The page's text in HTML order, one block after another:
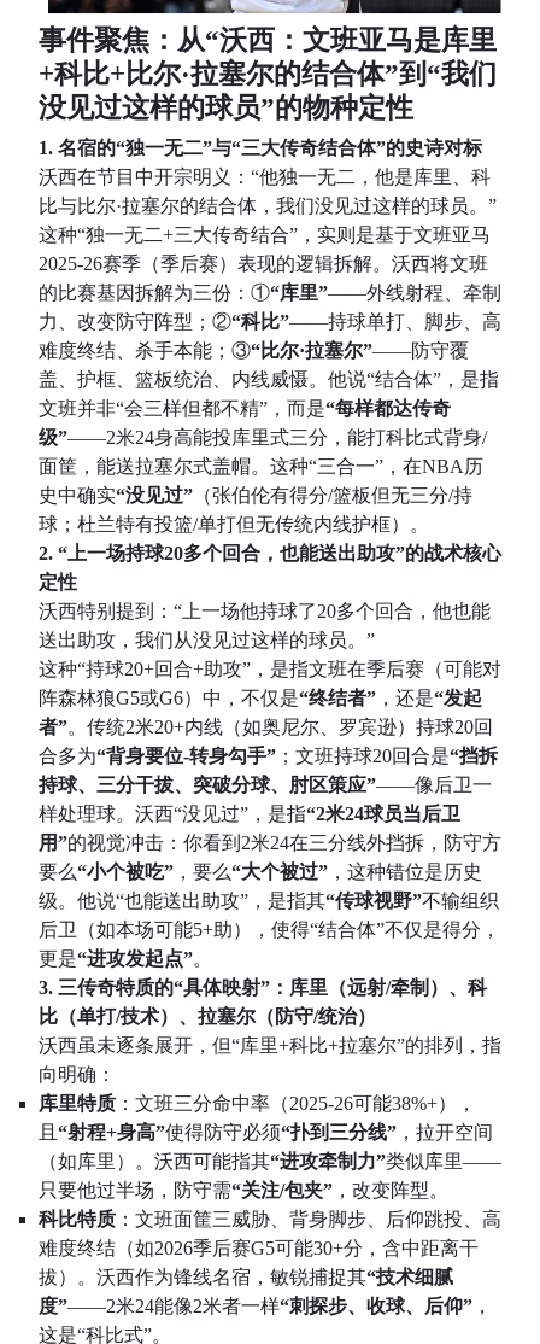
事件聚焦：从“沃西：文班亚马是库里
+科比+比尔·拉塞尔的结合体”到“我们
没见过这样的球员”的物种定性
1. 名宿的“独一无二”与“三大传奇结合体”的史诗对标
沃西在节目中开宗明义：“他独一无二，他是库里、科
比与比尔·拉塞尔的结合体，我们没见过这样的球员。”
这种“独一无二+三大传奇结合”，实则是基于文班亚马
2025-26赛季（季后赛）表现的逻辑拆解。沃西将文班
的比赛基因拆解为三份：①“库里”——外线射程、牵制
力、改变防守阵型；②“科比”——持球单打、脚步、高
难度终结、杀手本能；③“比尔·拉塞尔”——防守覆
盖、护框、篮板统治、内线威慑。他说“结合体”，是指
文班并非“会三样但都不精”，而是“每样都达传奇
级”——2米24身高能投库里式三分，能打科比式背身/
面筐，能送拉塞尔式盖帽。这种“三合一”，在NBA历
史中确实“没见过” （张伯伦有得分/篮板但无三分/持
球；杜兰特有投篮/单打但无传统内线护框）。
2. “上一场持球20多个回合，也能送出助攻”的战术核心
定性
沃西特别提到：“上一场他持球了20多个回合，他也能
送出助攻，我们从没见过这样的球员。”
这种“持球20+回合+助攻”，是指文班在季后赛（可能对
阵森林狼G5或G6）中，不仅是“终结者” ，还是“发起
者”。传统2米20+内线（如奥尼尔、罗宾逊）持球20回
合多为“背身要位-转身勾手” ；文班持球20回合是“挡拆
持球、三分干拔、突破分球、肘区策应”——像后卫一
样处理球。沃西“没见过”，是指“2米24球员当后卫
用”的视觉冲击：你看到2米24在三分线外挡拆，防守方
要么“小个被吃” ，要么“大个被过” ，这种错位是历史
级。他说“也能送出助攻”，是指其“传球视野”不输组织
后卫（如本场可能5+助），使得“结合体”不仅是得分，
更是“进攻发起点”。
3. 三传奇特质的“具体映射”：库里（远射/牵制）、科
比（单打/技术）、拉塞尔（防守/统治）
沃西虽未逐条展开，但“库里+科比+拉塞尔”的排列，指
向明确：
库里特质 ：文班三分命中率（2025-26可能38%+），
且 “射程+身高”使得防守必须“扑到三分线” ，拉开空间
（如库里）。沃西可能指其“进攻牵制力”类似库里——
只要他过半场，防守需“关注/包夹” ，改变阵型。
科比特质 ：文班面筐三威胁、背身脚步、后仰跳投、高
难度终结（如2026季后赛G5可能30+分，含中距离干
拔）。沃西作为锋线名宿，敏锐捕捉其“技术细腻
度”——2米24能像2米者一样“刺探步、收球、后仰” ，
这是“科比式”。